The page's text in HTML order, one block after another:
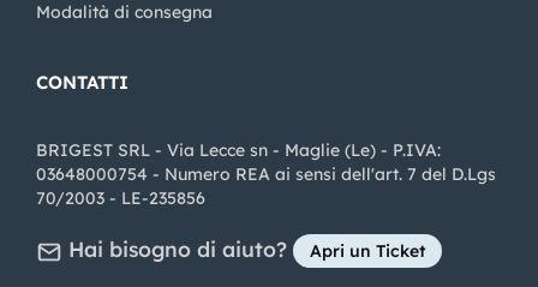
Modalità di consegna
CONTATTI
BRIGEST SRL - Via Lecce sn - Maglie (Le) - P.IVA:
03648000754 - Numero REA ai sensi dell'art. 7 del D.Lgs
70/2003 - LE-235856
Hai bisogno di aiuto? Apri un Ticket